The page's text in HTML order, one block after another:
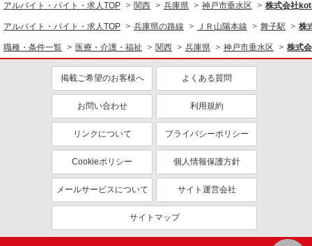
医療・介護・福祉
介護職・ヘルパー
同じ特徴から求人を探す
未経験歓迎
ミドル（40代～）活躍中
ボーナス・賞与あり
車通勤OK
社会保険あり
産休・育休取得実績あり
アルバイト・バイト・求人TOP 関西 兵庫県 神戸市垂水区 株式会社
アルバイト・バイト・求人TOP 兵庫県の路線 ＪＲ山陽本線 舞子駅 株
職種・条件一覧 医療・介護・福祉 関西 兵庫県 神戸市垂水区 株式
掲載ご希望のお客様へ よくある質問
お問い合わせ 利用規約
リンクについて プライバシーポリシー
Cookieポリシー 個人情報保護方針
メールサービスについて サイト運営会社
サイトマップ